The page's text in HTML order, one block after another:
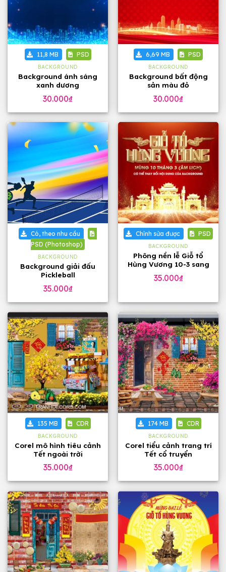
11,8 MB PSD
BACKGROUND
Background ánh sáng
xanh dương
30.000₫
6,69 MB PSD
BACKGROUND
Background bất động
sản màu đỏ
30.000₫
Có, theo nhu cầu
PSD (Photoshop)
BACKGROUND
Background giải đấu
Pickleball
35.000₫
Chỉnh sửa được PSD
BACKGROUND
Phông nền lễ Giỗ tổ
Hùng Vương 10-3 sang
35.000₫
135 MB CDR
BACKGROUND
Corel mô hình tiêu cảnh
Tết ngoài trời
35.000₫
174 MB CDR
BACKGROUND
Corel tiểu cảnh trang trí
Tết cổ truyển
35.000₫